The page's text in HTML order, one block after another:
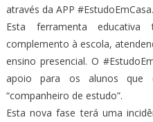
através da APP #EstudoEmCasa.
Esta ferramenta
complemento à escola,
ensino presencial. O
apoio para os alunos que
“companheiro de estudo”.
Esta nova fase terá uma